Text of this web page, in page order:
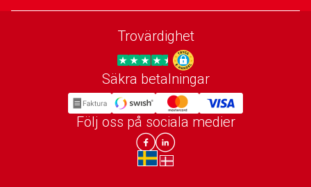
Trovärdighet
Trygg E-handel
Säkra betalningar
Följ oss på sociala medier
Lomax DK Facebook
Lomax SE LinkIn
sv-SEda-DK